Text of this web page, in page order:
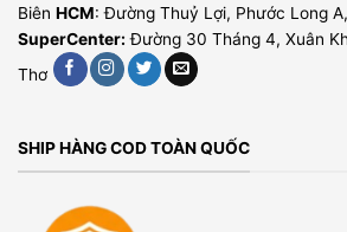
Biên HCM: Đường Thuỷ Lợi, Phước Long
SuperCenter: Đường 30 Tháng 4, Xuân
Thơ
SHIP HÀNG COD TOÀN QUỐC